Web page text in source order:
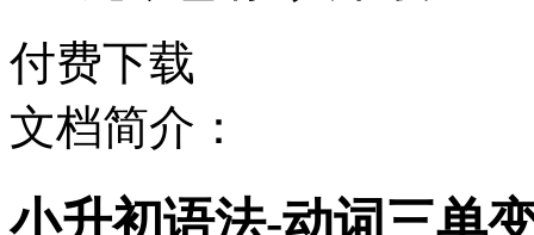
付费下载
文档简介：
小升初语法-动词三单